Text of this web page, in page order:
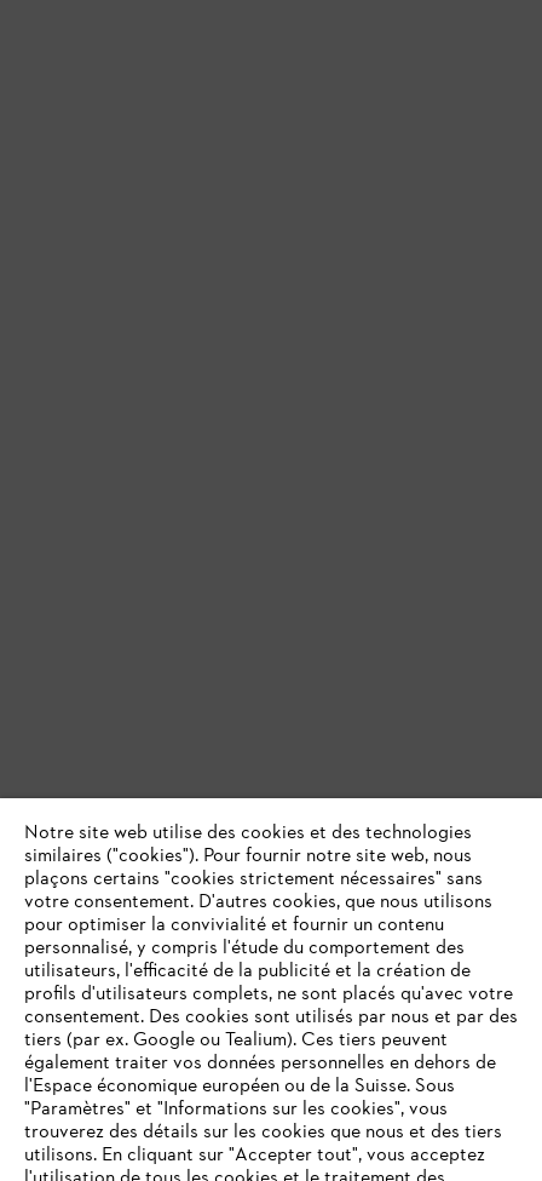
VOTRE NAVIGATEUR INTERNET
N'EST PLUS PRIS EN CHARGE
Notre site web utilise des cookies et des technologies
similaires ("cookies"). Pour fournir notre site web, nous
plaçons certains "cookies strictement nécessaires" sans
votre consentement. D'autres cookies, que nous utilisons
pour optimiser la convivialité et fournir un contenu
personnalisé, y compris l'étude du comportement des
utilisateurs, l'efficacité de la publicité et la création de
profils d'utilisateurs complets, ne sont placés qu'avec votre
consentement. Des cookies sont utilisés par nous et par des
tiers (par ex. Google ou Tealium). Ces tiers peuvent
également traiter vos données personnelles en dehors de
l'Espace économique européen ou de la Suisse. Sous
"Paramètres" et "Informations sur les cookies", vous
trouverez des détails sur les cookies que nous et des tiers
utilisons. En cliquant sur "Accepter tout", vous acceptez